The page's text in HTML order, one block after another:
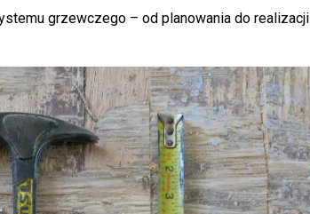
grzewczego – od planowania do realizacji